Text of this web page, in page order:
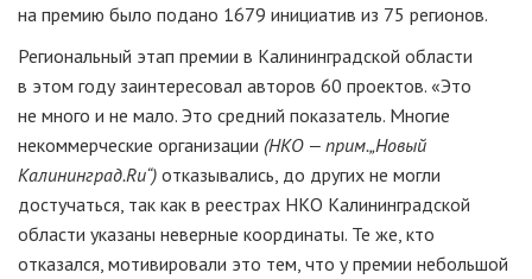
на премию было подано 1679 инициатив из 75 регионов.
Региональный этап премии в Калининградской области
в этом году заинтересовал авторов 60 проектов. «Это
не много и не мало. Это средний показатель. Многие
некоммерческие организации (НКО — прим.„Новый
Калининград.Ru“) отказывались, до других не могли
достучаться, так как в реестрах НКО Калининградской
области указаны неверные координаты. Те же, кто
отказался, мотивировали это тем, что у премии небольшой